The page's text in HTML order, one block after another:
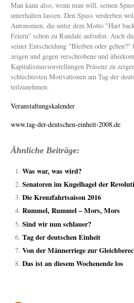
Man kann also, wenn man will, seinen
unterhalten lassen. Den Spass verderben
Autonomen, die unter dem Motto "Hart
Feiern" schon zu Randale aufrufen. Auch
seiner Entscheidung "Bleiben oder gehen?"
zeigen und gegen verschrobene und
Kapitalismusvorstellungen Präsenz zu
schlechtesten Motivationen am Tag der
teilzunehmen.
Veranstaltungskalender
www.tag-der-deutschen-einheit-2008.de
Ähnliche Beiträge:
Was war, was wird?
Senatoren im Kugelhagel der
Die Kreuzfahrtsaison 2016
Rummel, Rummel – Mors, Mors
Sind wir nun schlauer?
Tag der deutschen Einheit
Von der Männerriege zur
Das ist an diesem Wochenende los